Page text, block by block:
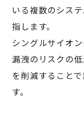
いる複数のシス
指します。
シングルサイオ
漏洩のリスクの
を削減すること
す。